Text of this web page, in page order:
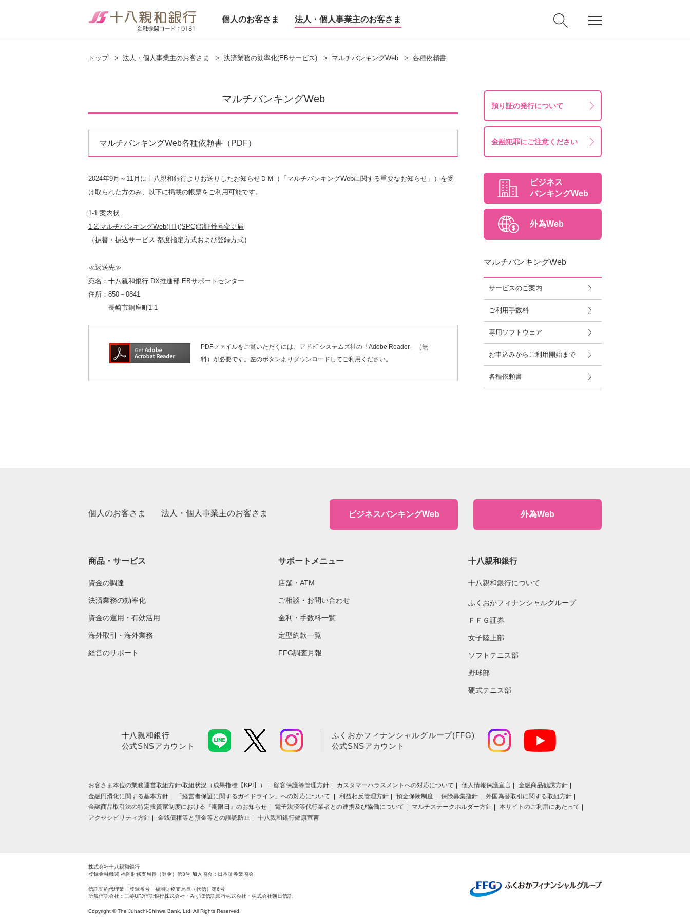
個人のお客さま 法人・個人事業主のお客さま
トップ > 法人・個人事業主のお客さま > 決済業務の効率化(EBサービス) > マルチバンキングWeb > 各種依頼書
マルチバンキングWeb
マルチバンキングWeb各種依頼書（PDF）
2024年9月～11月に十八親和銀行よりお送りしたお知らせＤＭ（「マルチバンキングWebに関する重要なお知らせ」）を受
け取られた方のみ、以下に掲載の帳票をご利用可能です。
1-1.案内状
1-2.マルチバンキングWeb(HT)(SPC)暗証番号変更届
（振替・振込サービス 都度指定方式および登録方式）
≪返送先≫
宛名：十八親和銀行 DX推進部 EBサポートセンター
住所：850－0841
長崎市銅座町1-1
PDFファイルをご覧いただくには、アドビ システムズ社の「Adobe Reader」（無
料）が必要です。左のボタンよりダウンロードしてご利用ください。
預り証の発行について
金融犯罪にご注意ください
ビジネス
バンキングWeb
外為Web
マルチバンキングWeb
サービスのご案内
ご利用手数料
専用ソフトウェア
お申込みからご利用開始まで
各種依頼書
個人のお客さま 法人・個人事業主のお客さま ビジネスバンキングWeb 外為Web
商品・サービス
資金の調達
決済業務の効率化
資金の運用・有効活用
海外取引・海外業務
経営のサポート
サポートメニュー
店舗・ATM
ご相談・お問い合わせ
金利・手数料一覧
定型約款一覧
FFG調査月報
十八親和銀行
十八親和銀行について
ふくおかフィナンシャルグループ
ＦＦＧ証券
女子陸上部
ソフトテニス部
野球部
硬式テニス部
十八親和銀行
公式SNSアカウント
ふくおかフィナンシャルグループ(FFG)
公式SNSアカウント
お客さま本位の業務運営取組⽅針/取組状況（成果指標【KPI】） 顧客保護等管理方針 カスタマーハラスメントへの対応について 個人情報保護宣言
金融商品勧誘方針
金融円滑化に関する基本方針
「経営者保証に関するガイドライン」への対応について 利益相反管理方針 預金保険制度 保険募集指針
外国為替取引に関する取組方針
金融商品取引法の特定投資家制度における『期限日』のお知らせ
電子決済等代行業者との連携及び協働について マルチステークホルダー方針
本サイトのご利用にあたって
アクセシビリティ方針
金銭債権等と預金等との誤認防止 十八親和銀行健康宣言
株式会社十八親和銀行
登録金融機関 福岡財務支局長（登金）第3号 加入協会：日本証券業協会
信託契約代理業 登録番号 福岡財務支局長（代信）第6号
所属信託会社：三菱UFJ信託銀行株式会社・みずほ信託銀行株式会社・株式会社朝日信託
Copyright © The Juhachi‐Shinwa Bank, Ltd. All Rights Reserved.